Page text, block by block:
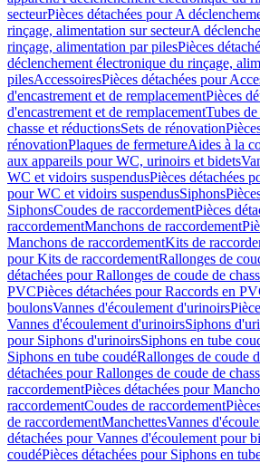
secteurPièces détachées pour A
rinçage, alimentation sur secteurA
rinçage, alimentation par pilesPièces
déclenchement électronique du rinçage,
pilesAccessoiresPièces détachées pour
d'encastrement et de remplacementPièces
d'encastrement et de remplacementTubes
chasse et réductionsSets de rénovation
rénovationPlaques de fermetureAides à la
aux appareils pour WC, urinoirs et bidets
WC et vidoirs suspendusPièces détachées
pour WC et vidoirs suspendusSiphons
SiphonsCoudes de raccordementPièces
raccordementManchons de raccordement
Manchons de raccordementKits de
pour Kits de raccordementRallonges de
détachées pour Rallonges de coude de
PVCPièces détachées pour Raccords en
boulonsVannes d'écoulement d'urinoirs
Vannes d'écoulement d'urinoirsSiphons
pour Siphons d'urinoirsSiphons en tube
Siphons en tube coudéRallonges de coude
détachées pour Rallonges de coude de
raccordementPièces détachées pour
raccordementCoudes de raccordement
de raccordementManchettesVannes
détachées pour Vannes d'écoulement pour
coudéPièces détachées pour Siphons en